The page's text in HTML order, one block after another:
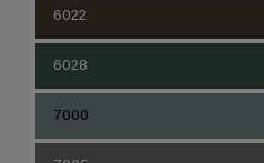
6022
6028
7000